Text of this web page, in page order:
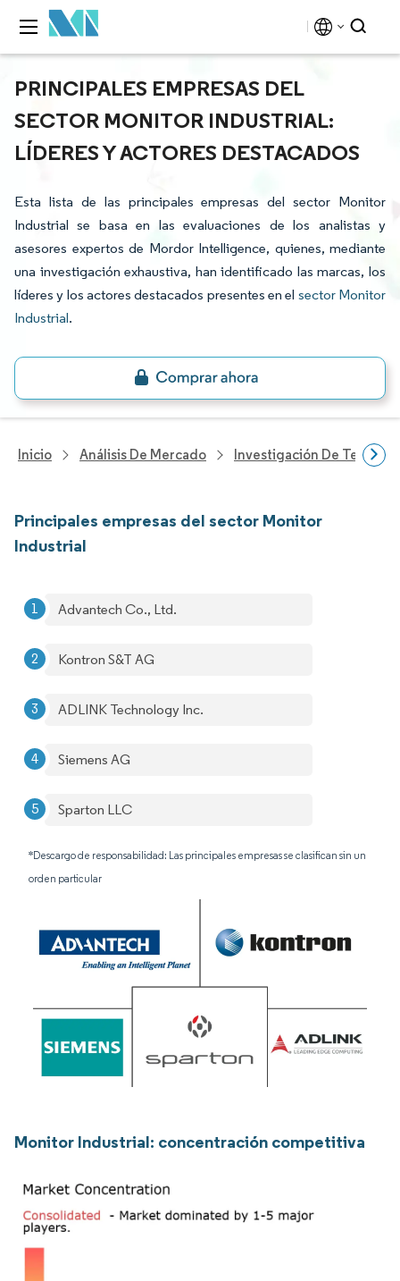
PRINCIPALES EMPRESAS DEL
SECTOR MONITOR INDUSTRIAL:
LÍDERES Y ACTORES DESTACADOS
Esta lista de las principales empresas del sector Monitor
Industrial se basa en las evaluaciones de los analistas y
asesores expertos de Mordor Intelligence, quienes, mediante
una investigación exhaustiva, han identificado las marcas, los
líderes y los actores destacados presentes en el sector Monitor
Industrial.
Inicio Análisis De Mercado Investigación De
Principales empresas del sector Monitor
Industrial
Advantech Co., Ltd.
Kontron S&T AG
ADLINK Technology Inc.
Siemens AG
Sparton LLC
*Descargo de responsabilidad: Las principales empresas se clasifican sin un
orden particular
Monitor Industrial: concentración competitiva